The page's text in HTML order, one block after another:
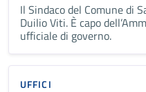
Il Sindaco del Comune di
Duilio Viti. È capo
ufficiale di governo.
UFFICI